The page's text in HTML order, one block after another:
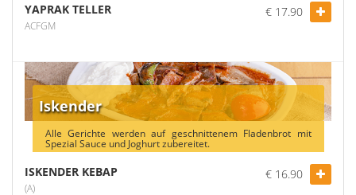
YAPRAK TELLER
ACFGM
€ 17.90
Iskender
Alle Gerichte werden auf geschnittenem Fladenbrot mit
Spezial Sauce und Joghurt zubereitet.
ISKENDER KEBAP
(A)
€ 16.90